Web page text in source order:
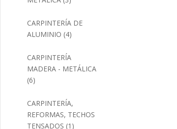
CARPINTERÍA DE
ALUMINIO (4)
CARPINTERÍA
MADERA - METÁLICA
(6)
CARPINTERÍA,
REFORMAS, TECHOS
TENSADOS (1)